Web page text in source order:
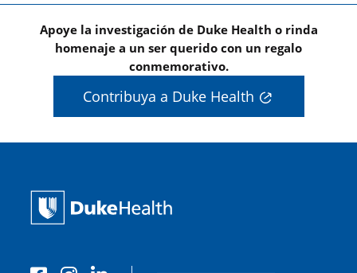
Apoye la investigación de Duke Health o rinda
homenaje a un ser querido con un regalo
conmemorativo.
Contribuya a Duke Health